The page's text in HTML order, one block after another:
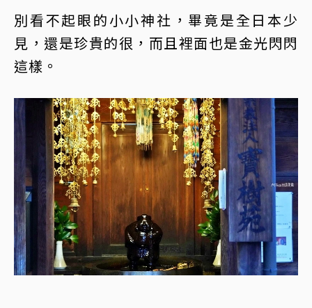
別看不起眼的小小神社，畢竟是全日本少
見，還是珍貴的很，而且裡面也是金光閃閃
這樣。